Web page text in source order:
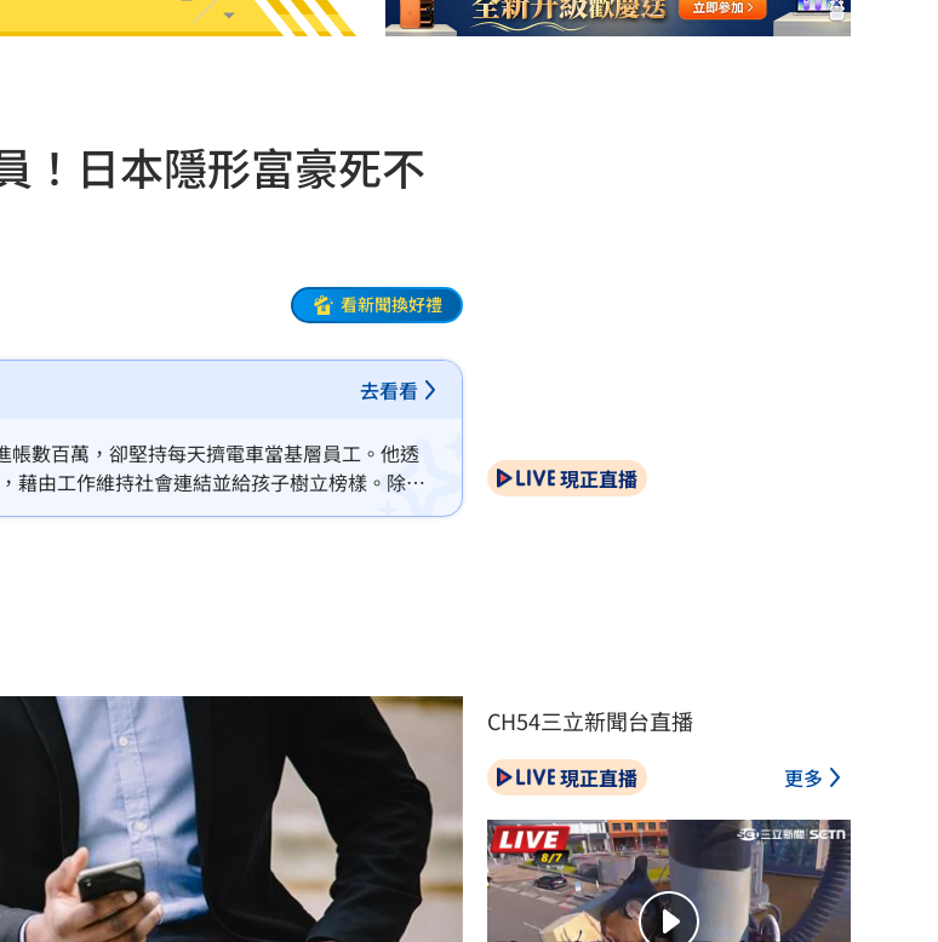
！日本隱形富豪死不
看新聞換好禮
去看看
數百萬，卻堅持每天擠電車當基層員工。他透
藉由工作維持社會連結並給孩子樹立榜樣。除了
隨時能炒老闆魷魚」的自由，成為近年FIRE運動
現正直播
CH54三立新聞台直播
現正直播 更多